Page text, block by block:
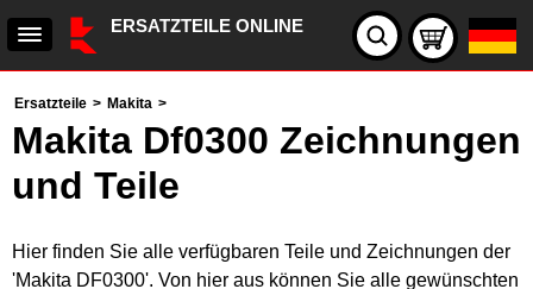
ERSATZTEILE ONLINE
Ersatzteile > Makita >
Makita Df0300 Zeichnungen
und Teile
Hier finden Sie alle verfügbaren Teile und Zeichnungen der
'Makita DF0300'. Von hier aus können Sie alle gewünschten